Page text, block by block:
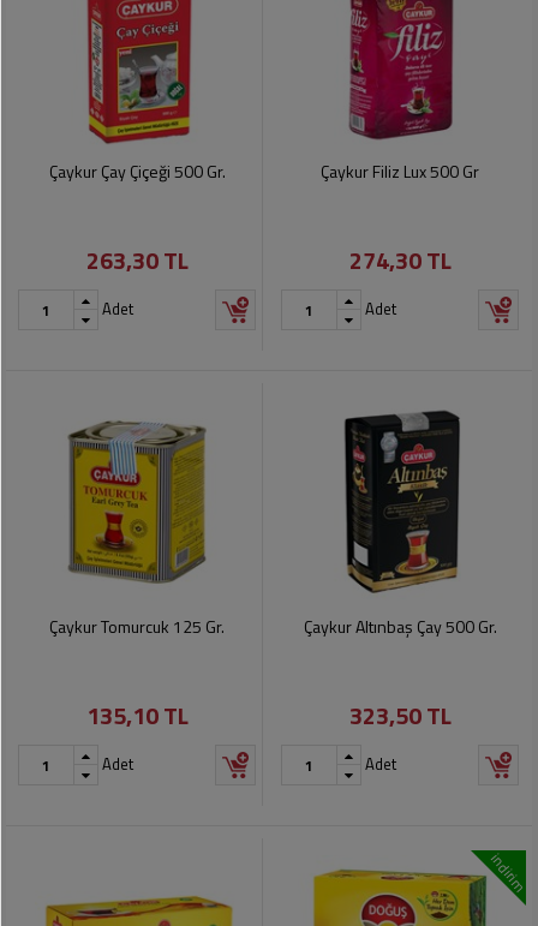
Çaykur Çay Çiçeği 500 Gr.
263,30 TL
Adet
Çaykur Filiz Lux 500 Gr
274,30 TL
Adet
Çaykur Tomurcuk 125 Gr.
135,10 TL
Adet
Çaykur Altınbaş Çay 500 Gr.
323,50 TL
Adet
indirim